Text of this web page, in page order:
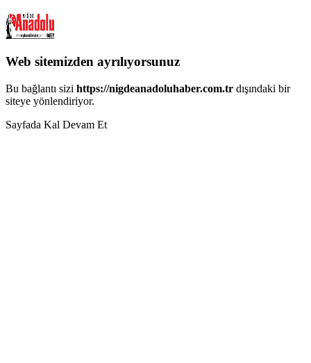
Web sitemizden ayrılıyorsunuz
Bu bağlantı sizi https://nigdeanadoluhaber.com.tr dışındaki bir
siteye yönlendiriyor.
Sayfada Kal Devam Et